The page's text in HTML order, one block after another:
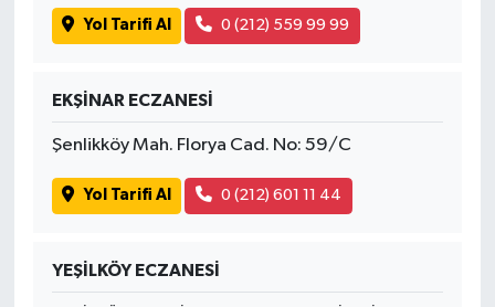
Yol Tarifi Al 0 (212) 559 99 99
EKŞİNAR ECZANESİ
Şenlikköy Mah. Florya Cad. No: 59/C
Yol Tarifi Al 0 (212) 601 11 44
YEŞİLKÖY ECZANESİ